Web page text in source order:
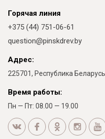
Горячая линия
+375 (44) 751-06-61
question@pinskdrev.by
Адрес:
225701, Республика
Время работы:
Пн — Пт: 08.00 — 19.00